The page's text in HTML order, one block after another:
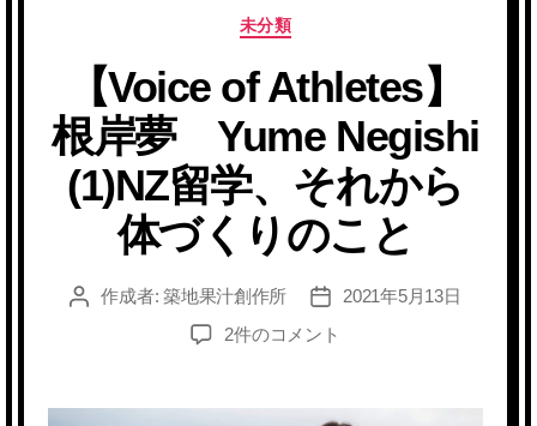
カ
ゴ
リ
ー
未分類
【Voice of Athletes】
根岸夢 Yume Negishi
(1)NZ留学、それから
体づくりのこと
投
作成者:築地果汁創作所
投
稿
日
2021年5月13日
【Voice
根
2件のコメント